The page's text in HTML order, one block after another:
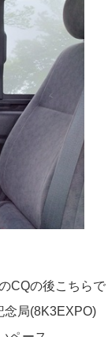
CQの後こちらで
念局(8K3EXPO)